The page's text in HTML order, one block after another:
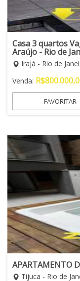
Casa 3 quartos
Araújo - Rio de
Irajá - Rio de
Venda: R$
FAVORITAR
APARTAMENTO
Tijuca - Rio de